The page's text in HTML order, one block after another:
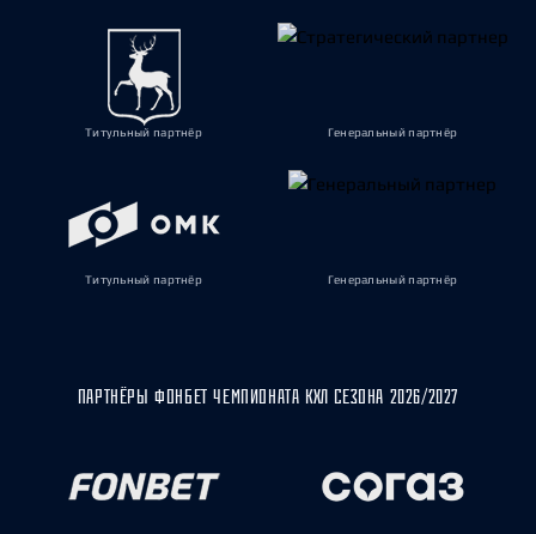
Титульный партнёр Генеральный партнёр
Титульный партнёр Генеральный партнёр
ПАРТНЁРЫ ФОНБЕТ ЧЕМПИОНАТА КХЛ СЕЗОНА 2026/2027